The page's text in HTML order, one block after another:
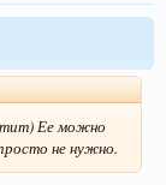
Ее можно
не нужно.